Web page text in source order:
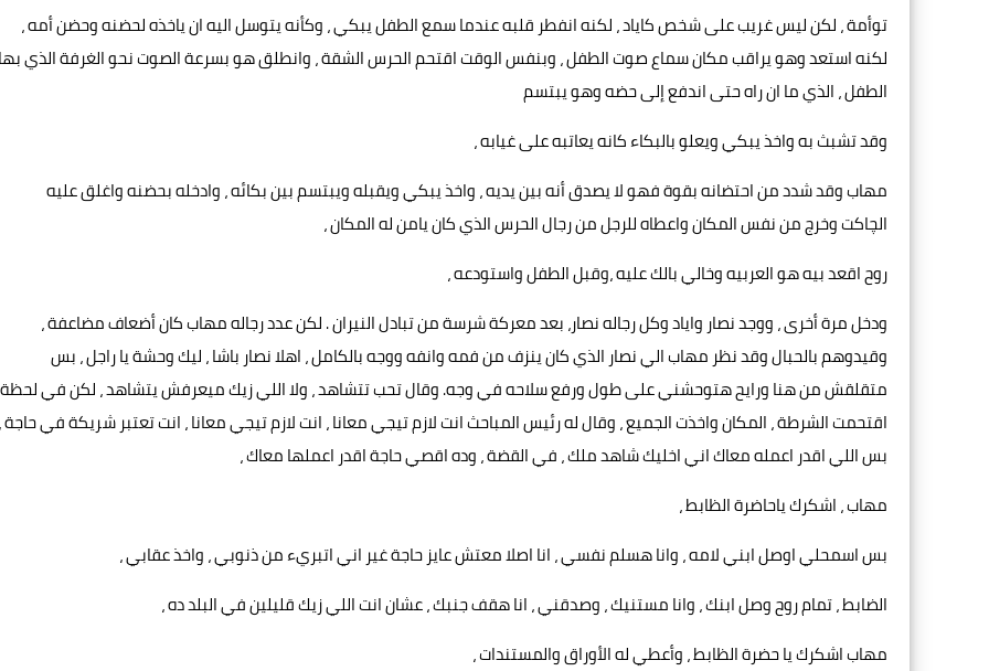
توأمة ، لكن ليس غريب على شخص كاياد ، لكنه انفطر قلبه عندما سمع الطفل يبكي ، وكأنه يتوسل اليه ان ياخذه لحضنه وحضن أمه ،
لكنه استعد وهو يراقب مكان سماع صوت الطفل ، وبنفس الوقت اقتحم الحرس الشقة ، وانطلق هو بسرعة الصوت نحو الغرفة الذي
الطفل ، الذي ما ان راه حتى اندفع إلى حضه وهو يبتسم
وقد تشبث به واخذ يبكي ويعلو بالبكاء كانه يعاتبه على غيابه ،
مهاب وقد شدد من احتضانه بقوة فهو لا يصدق أنه بين يديه ، واخذ يبكي ويقبله ويبتسم بين بكائه ، وادخله بحضنه واغلق عليه
الچاكت وخرج من نفس المكان واعطاه للرجل من رجال الحرس الذي كان يامن له المكان ،
روح اقعد بيه هو العربيه وخالي بالك عليه ،وقبل الطفل واستودعه ،
ودخل مرة أخرى ، ووجد نصار واياد وكل رجاله نصار، بعد معركة شرسة من تبادل النيران . لكن عدد رجاله مهاب كان أضعاف مضاعفة ،
وقيدوهم بالحبال وقد نظر مهاب الي نصار الذي كان ينزف من فمه وانفه ووجه بالكامل ، اهلا نصار باشا ، ليك وحشة يا راجل ، بس
متقلقش من هنا ورايح هتوحشني على طول ورفع سلاحه في وجه. وقال تحب تتشاهد ، ولا اللي زيك ميعرفش يتشاهد ، لكن في لحظة
اقتحمت الشرطة ، المكان واخذت الجميع ، وقال له رئيس المباحث انت لازم تيجي معانا ، انت لازم تيجي معانا ، انت تعتبر شريكة في حاجة
بس اللي اقدر اعمله معاك اني اخليك شاهد ملك ، في القضة ، وده اقصي حاجة اقدر اعملها معاك ،
مهاب ، اشكرك ياحاضرة الظابط ،
بس اسمحلي اوصل ابني لامه ، وانا هسلم نفسي ، انا اصلا معتش عايز حاجة غير اني اتبريء من ذنوبي ، واخذ عقابي ،
الضابط ، تمام روح وصل ابنك ، وانا مستنيك ، وصدقني ، انا هقف جنبك ، عشان انت اللي زيك قليلين في البلد ده ،
مهاب اشكرك يا حضرة الظابط ، وأعطي له الأوراق والمستندات ،